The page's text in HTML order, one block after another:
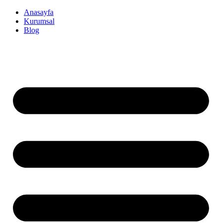
İçeriğe Anasayfa
Kurumsal
Blog